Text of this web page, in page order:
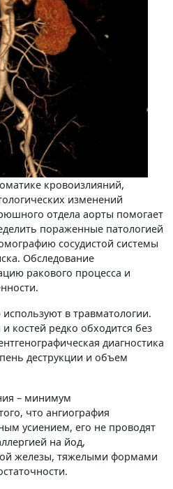
кровоизлияний,
изменений
отдела аорты помогает
пораженные патологией
сосудистой системы
Обследование
ракового процесса и
в травматологии.
костей редко обходится без
диагностика
деструкции и объем
– минимум
что ангиография
усиением, его не проводят
на йод,
железы, тяжелыми формами